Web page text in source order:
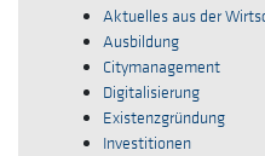
Aktuelles aus der
Ausbildung
Citymanagement
Digitalisierung
Existenzgründung
Investitionen